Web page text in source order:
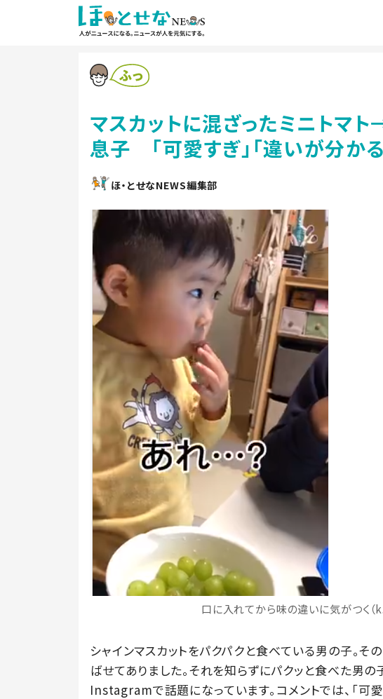
マスカットに混ざったミニトマ
息子 「可愛すぎ」「違いが分か
ほ・とせなNEWS編集部
口に入れてから味の違いに気がつく（
シャインマスカットをパクパクと食べている男の子。そ
ばせてありました。それを知らずにパクッと食べた男の
Instagramで話題になっています。コメントでは、「可